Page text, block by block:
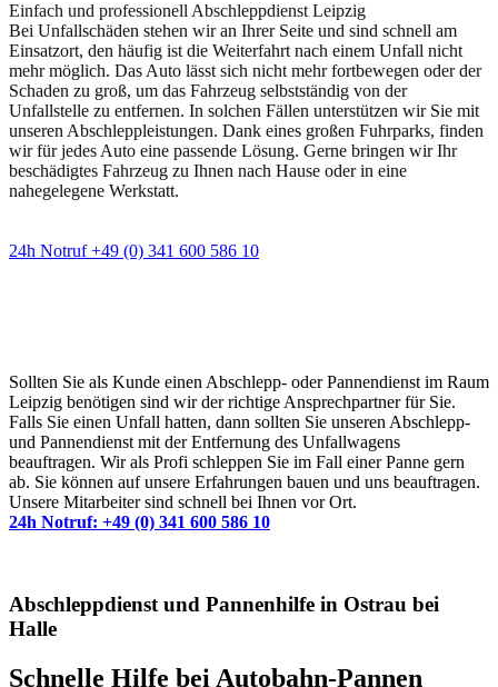
Einfach und professionell Abschleppdienst Leipzig
Bei Unfallschäden stehen wir an Ihrer Seite und sind schnell am
Einsatzort, den häufig ist die Weiterfahrt nach einem Unfall nicht
mehr möglich. Das Auto lässt sich nicht mehr fortbewegen oder der
Schaden zu groß, um das Fahrzeug selbstständig von der
Unfallstelle zu entfernen. In solchen Fällen unterstützen wir Sie mit
unseren Abschleppleistungen. Dank eines großen Fuhrparks, finden
wir für jedes Auto eine passende Lösung. Gerne bringen wir Ihr
beschädigtes Fahrzeug zu Ihnen nach Hause oder in eine
nahegelegene Werkstatt.
24h Notruf +49 (0) 341 600 586 10
Sollten Sie als Kunde einen Abschlepp- oder Pannendienst im Raum
Leipzig benötigen sind wir der richtige Ansprechpartner für Sie.
Falls Sie einen Unfall hatten, dann sollten Sie unseren Abschlepp-
und Pannendienst mit der Entfernung des Unfallwagens
beauftragen. Wir als Profi schleppen Sie im Fall einer Panne gern
ab. Sie können auf unsere Erfahrungen bauen und uns beauftragen.
Unsere Mitarbeiter sind schnell bei Ihnen vor Ort.
24h Notruf: +49 (0) 341 600 586 10
Abschleppdienst und Pannenhilfe in Ostrau bei
Halle
Schnelle Hilfe bei Autobahn-Pannen